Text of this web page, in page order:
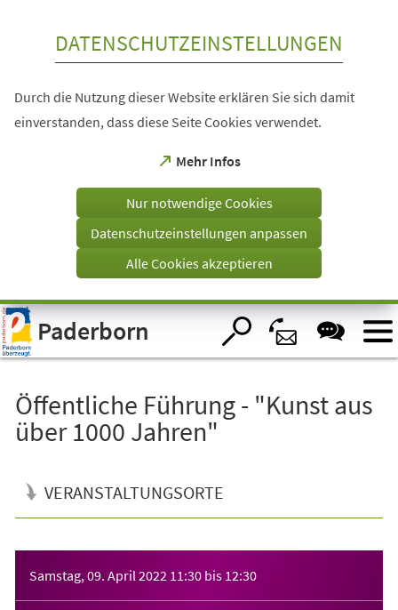
Visuelle
Assistenzsoftware
öffnen.
DATENSCHUTZEINSTELLUNGEN
Durch die Nutzung dieser Website erklären Sie sich damit
einverstanden, dass diese Seite Cookies verwendet.
Mehr Infos
(Öffnet
einem
Tab)
Nur notwendige Cookies
Datenschutzeinstellungen anpassen
Alle Cookies akzeptieren
Paderborn
Öffentliche Führung - "Kunst aus
über 1000 Jahren"
VERANSTALTUNGSORTE
Samstag, 09. April 2022 11:30 bis 12:30